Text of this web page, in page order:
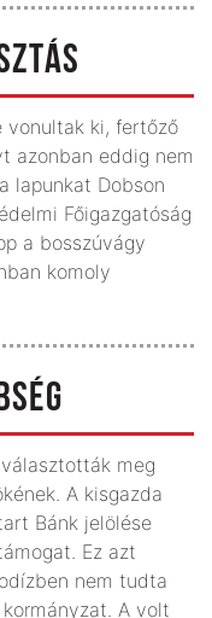
vonultak ki, fertőző
azonban eddig nem
lapunkat Dobson
Főigazgatóság
a bosszúvágy
komoly
meg
A kisgazda
Bánk jelölése
Ez azt
nem tudta
A volt